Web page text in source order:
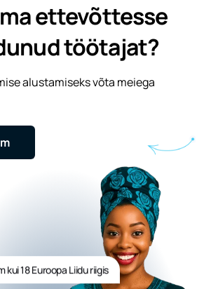
ettevõttesse
töötajat?
alustamiseks võta meiega
kui 18 Euroopa Liidu riigis